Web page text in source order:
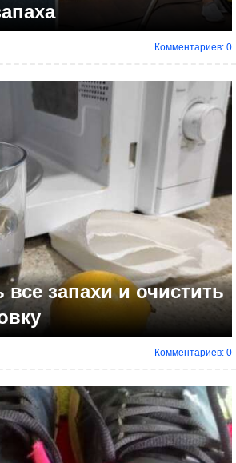
Комментариев: 0
все запахи и очистить
Комментариев: 0